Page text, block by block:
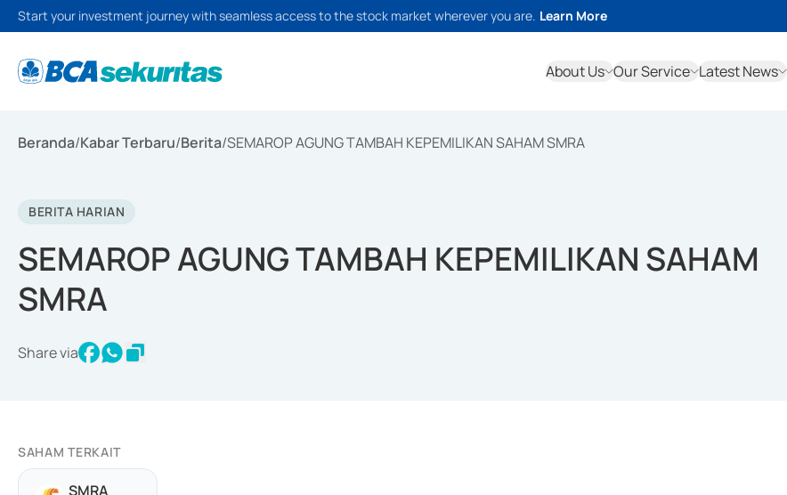
Start your investment journey with seamless access to the stock market wherever you are. Learn More
About Us Our Service Latest News
Beranda/Kabar Terbaru/Berita/SEMAROP AGUNG TAMBAH KEPEMILIKAN SAHAM SMRA
BERITA HARIAN
SEMAROP AGUNG TAMBAH KEPEMILIKAN SAHAM
SMRA
Share via
SAHAM TERKAIT
SMRA